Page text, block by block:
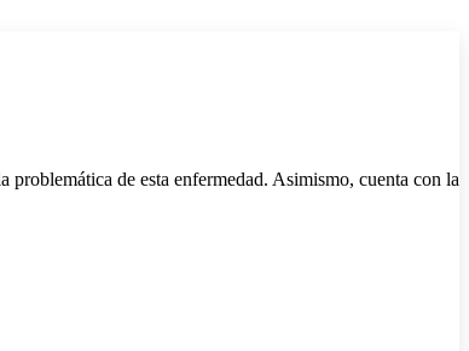
de esta enfermedad. Asimismo, cuenta con la